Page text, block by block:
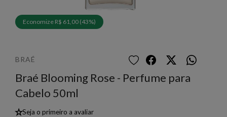
Economize R$ 61,00 (43%)
BRAÉ
Braé Blooming Rose - Perfume para
Cabelo 50ml
★Seja o primeiro a avaliar